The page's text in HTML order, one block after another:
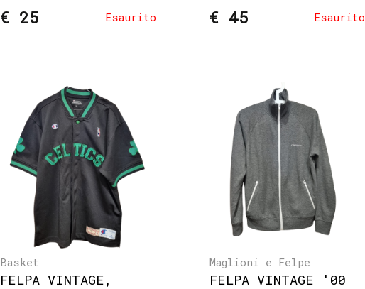
€ 25 Esaurito € 45 Esaurito
Basket
FELPA VINTAGE,
Maglioni e Felpe
FELPA VINTAGE '00